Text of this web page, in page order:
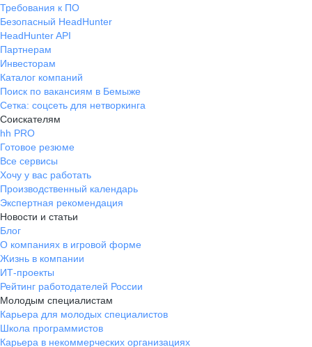
Требования к ПО
Безопасный HeadHunter
HeadHunter API
Партнерам
Инвесторам
Каталог компаний
Поиск по вакансиям в Бемыже
Сетка: соцсеть для нетворкинга
Соискателям
hh PRO
Готовое резюме
Все сервисы
Хочу у вас работать
Производственный календарь
Экспертная рекомендация
Новости и статьи
Блог
О компаниях в игровой форме
Жизнь в компании
ИТ-проекты
Рейтинг работодателей России
Молодым специалистам
Карьера для молодых специалистов
Школа программистов
Карьера в некоммерческих организациях